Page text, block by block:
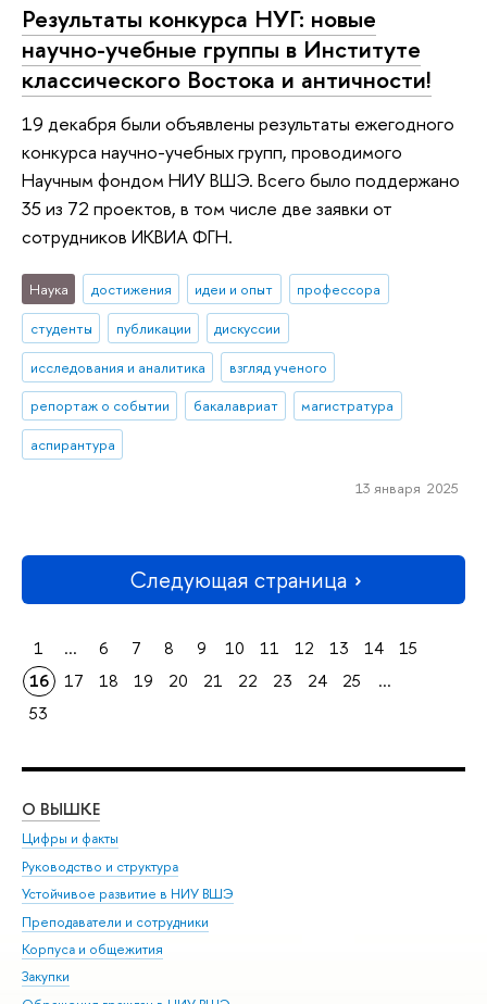
Результаты конкурса НУГ: новые
научно-учебные группы в Институте
классического Востока и античности!
19 декабря были объявлены результаты ежегодного
конкурса научно-учебных групп, проводимого
Научным фондом НИУ ВШЭ. Всего было поддержано
35 из 72 проектов, в том числе две заявки от
сотрудников ИКВИА ФГН.
Наука достижения идеи и опыт
профессора
студенты
публикации
дискуссии
исследования и аналитика
взгляд ученого
репортаж о событии
бакалавриат
магистратура
аспирантура
13 января 2025
Следующая страница
1 ... 6 7 8 9 10 11 12 13 14
15
16
17 18 19 20 21 22 23 24 25
...
53
О ВЫШКЕ
Цифры и факты
Руководство и структура
Устойчивое развитие в НИУ ВШЭ
Преподаватели и сотрудники
Корпуса и общежития
Закупки